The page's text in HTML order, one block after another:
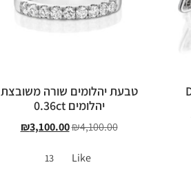
טבעת יהלומים שורה משובצת
יהלומים 0.36ct
₪4,100.00
₪3,100.00
Like
13